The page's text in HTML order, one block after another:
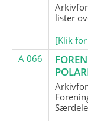
lister
[Klik
A 066